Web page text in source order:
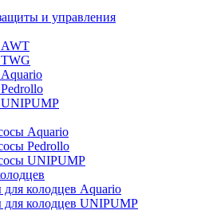
и управления
Aquario
Pedrollo
UNIPUMP
колодцев Aquario
колодцев UNIPUMP